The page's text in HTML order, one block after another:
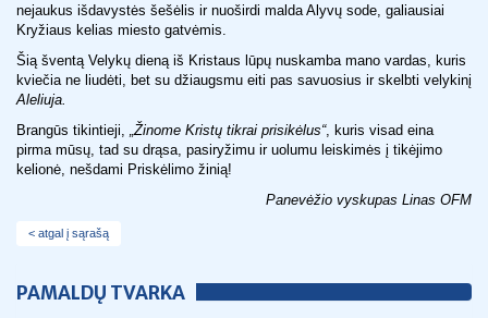
nejaukus išdavystės šešėlis ir nuoširdi malda Alyvų sode, galiausiai
Kryžiaus kelias miesto gatvėmis.
Šią šventą Velykų dieną iš Kristaus lūpų nuskamba mano vardas, kuris
kviečia ne liudėti, bet su džiaugsmu eiti pas savuosius ir skelbti velykinį
Aleliuja.
Brangūs tikintieji, „Žinome Kristų tikrai prisikėlus“, kuris visad eina
pirma mūsų, tad su drąsa, pasiryžimu ir uolumu leiskimės į tikėjimo
kelionė, nešdami Priskėlimo žinią!
Panevėžio vyskupas Linas OFM
< atgal į sąrašą
PAMALDŲ TVARKA